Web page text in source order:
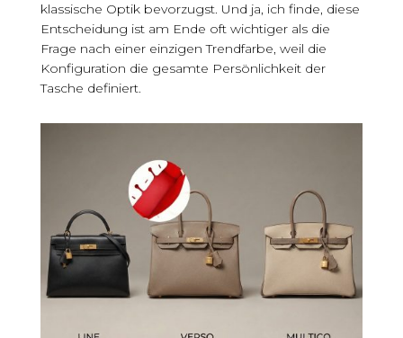
klassische Optik bevorzugst. Und ja, ich finde, diese
Entscheidung ist am Ende oft wichtiger als die
Frage nach einer einzigen Trendfarbe, weil die
Konfiguration die gesamte Persönlichkeit der
Tasche definiert.